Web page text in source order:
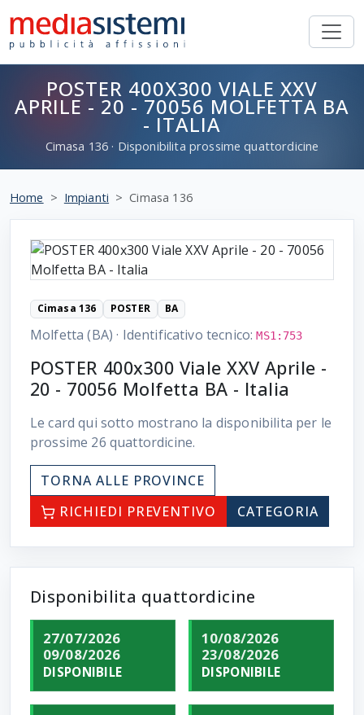
POSTER 400X300 VIALE XXV
APRILE - 20 - 70056 MOLFETTA BA
- ITALIA
Cimasa 136 · Disponibilita prossime quattordicine
Home Impianti Cimasa 136
Cimasa 136 POSTER BA
Molfetta (BA) · Identificativo tecnico:MS1:753
POSTER 400x300 Viale XXV Aprile -
20 - 70056 Molfetta BA - Italia
Le card qui sotto mostrano la disponibilita per le
prossime 26 quattordicine.
TORNA ALLE PROVINCE
RICHIEDI PREVENTIVO
CATEGORIA
Disponibilita quattordicine
27/07/2026
09/08/2026
DISPONIBILE
10/08/2026
23/08/2026
DISPONIBILE